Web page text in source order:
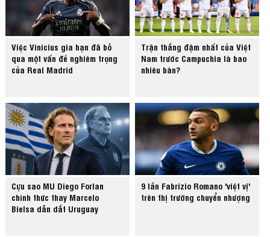
Việc Vinicius gia hạn đã bỏ
qua một vấn đề nghiêm trọng
của Real Madrid
Trận thắng đậm nhất của Việt
Nam trước Campuchia là bao
nhiêu bàn?
Cựu sao MU Diego Forlan
chính thức thay Marcelo
Bielsa dẫn dắt Uruguay
9 lần Fabrizio Romano 'việt vị'
trên thị trường chuyển nhượng